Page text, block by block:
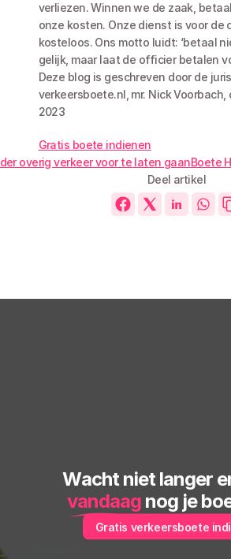
verliezen. Winnen we de zaak,
onze kosten. Onze dienst is voor de
kosteloos. Ons motto luidt: ‘betaal
gelijk, maar laat de officier betalen
Deze blog is geschreven door de
verkeersboete.nl, mr. Nick Voorbach,
2023
Gratis boete indienen
overig verkeer voor te laten gaanBoete
Deel artikel
Wacht niet langer
vandaag nog je
Gratis verkeersboete